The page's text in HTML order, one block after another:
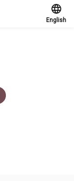
English